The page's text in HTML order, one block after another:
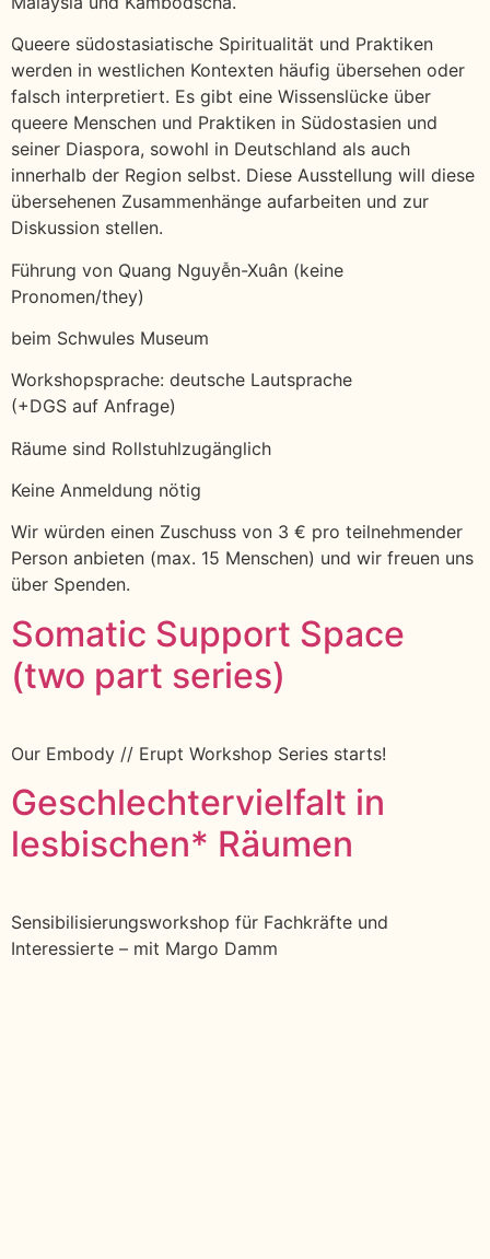
Queere südostasiatische Spiritualität und Praktiken
werden in westlichen Kontexten häufig übersehen oder
falsch interpretiert. Es gibt eine Wissenslücke über
queere Menschen und Praktiken in Südostasien und
seiner Diaspora, sowohl in Deutschland als auch
innerhalb der Region selbst. Diese Ausstellung will diese
übersehenen Zusammenhänge aufarbeiten und zur
Diskussion stellen.
Führung von Quang Nguyễn-Xuân (keine
Pronomen/they)
beim Schwules Museum
Workshopsprache: deutsche Lautsprache
(+DGS auf Anfrage)
Räume sind Rollstuhlzugänglich
Keine Anmeldung nötig
Wir würden einen Zuschuss von 3 € pro teilnehmender
Person anbieten (max. 15 Menschen) und wir freuen uns
über Spenden.
Somatic Support Space
(two part series)
Our Embody // Erupt Workshop Series starts!
Geschlechtervielfalt in
lesbischen* Räumen
Sensibilisierungsworkshop für Fachkräfte und
Interessierte – mit Margo Damm